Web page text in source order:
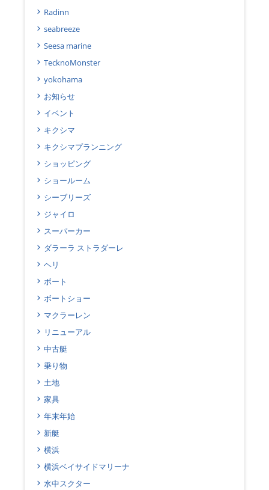
Radinn
seabreeze
Seesa marine
TecknoMonster
yokohama
お知らせ
イベント
キクシマ
キクシマプランニング
ショッピング
ショールーム
シーブリーズ
ジャイロ
スーパーカー
ダラーラ ストラダーレ
ヘリ
ボート
ボートショー
マクラーレン
リニューアル
中古艇
乗り物
土地
家具
年末年始
新艇
横浜
横浜ベイサイドマリーナ
水中スクター